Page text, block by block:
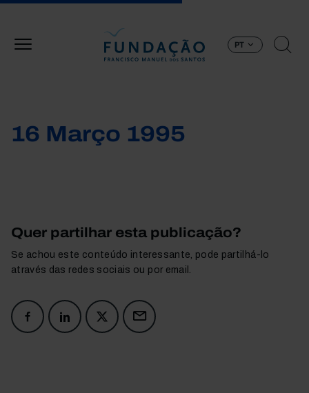
PT
16 Março 1995
Quer partilhar esta publicação?
Se achou este conteúdo interessante, pode partilhá-lo
através das redes sociais ou por email.